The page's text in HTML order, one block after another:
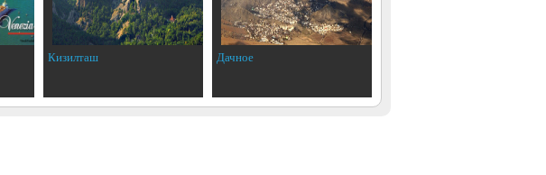
Кизилташ Дачное